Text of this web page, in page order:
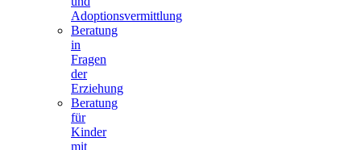
Adoptionsvermittlung
Beratung
in
Fragen
der
Erziehung
Beratung
für
Kinder
mit